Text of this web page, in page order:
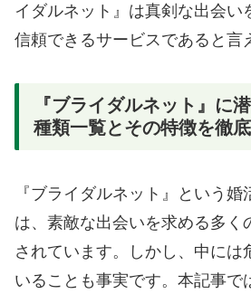
イダルネット』は真剣な出会い
信頼できるサービスであると言
『ブライダルネット』に
種類一覧とその特徴を徹
『ブライダルネット』という婚
は、素敵な出会いを求める多く
されています。しかし、中には
いることも事実です。本記事で